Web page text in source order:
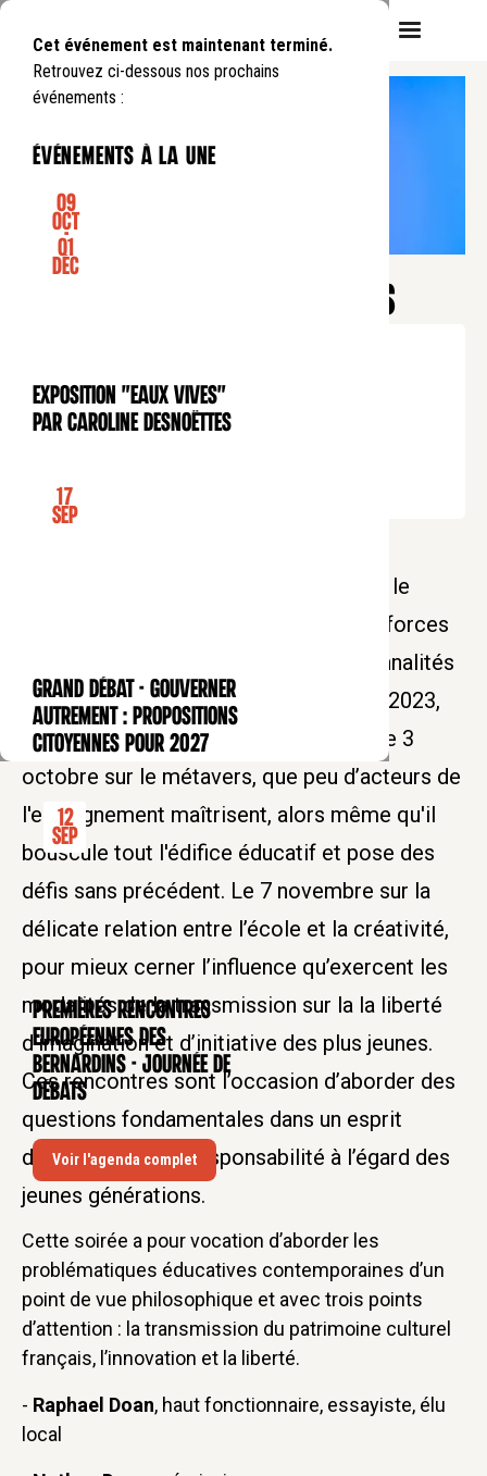
Cet événement est maintenant terminé.
Retrouvez ci-dessous nos prochains
événements :
événements à la une
EXPOSITION
09
Oct
-
01
Déc
Exposition "Eaux Vives"
par Caroline Desnoëttes
CONFÉRENCE
17
Sep
GRAND DÉBAT - Gouverner
autrement : propositions
citoyennes pour 2027
CONFÉRENCE
12
Sep
Premières rencontres
européennes des
Bernardins - Journée de
débats
Voir l'agenda complet
CONFÉRENCE
ENSEIGNER AVEC LE MÉTAVERS
Tarif unique : 5 euros
Fondation Kairos-Institut de France et le
Collège des Bernardins unissent leurs forces
pour faire dialoguer de grandes personnalités
du débat éducatif contemporain. Pour 2023,
sont ainsi programmés deux débats. Le 3
octobre sur le métavers, que peu d’acteurs de
l'enseignement maîtrisent, alors même qu'il
bouscule tout l'édifice éducatif et pose des
défis sans précédent. Le 7 novembre sur la
délicate relation entre l’école et la créativité,
pour mieux cerner l’influence qu’exercent les
modalités de la transmission sur la la liberté
d’imagination et d’initiative des plus jeunes.
Ces rencontres sont l’occasion d’aborder des
questions fondamentales dans un esprit
d’ouverture et de responsabilité à l’égard des
jeunes générations.
Cette soirée a pour vocation d’aborder les
problématiques éducatives contemporaines d’un
point de vue philosophique et avec trois points
d’attention : la transmission du patrimoine culturel
français, l’innovation et la liberté.
- Raphael Doan, haut fonctionnaire, essayiste, élu
local